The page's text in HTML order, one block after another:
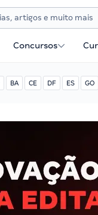
Concursos
BA CE DF ES GO